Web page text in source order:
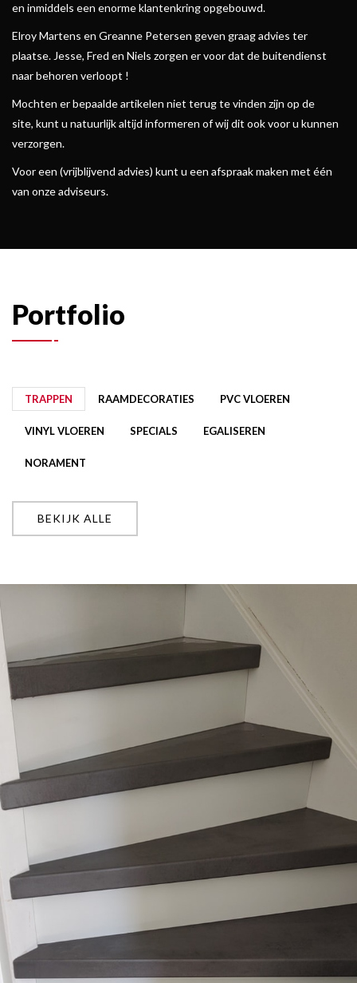
en inmiddels een enorme klantenkring opgebouwd.
Elroy Martens en Greanne Petersen geven graag advies ter
plaatse. Jesse, Fred en Niels zorgen er voor dat de buitendienst
naar behoren verloopt !
Mochten er bepaalde artikelen niet terug te vinden zijn op de
site, kunt u natuurlijk altijd informeren of wij dit ook voor u kunnen
verzorgen.
Voor een (vrijblijvend advies) kunt u een afspraak maken met één
van onze adviseurs.
Portfolio
TRAPPEN RAAMDECORATIES PVC VLOEREN
VINYL VLOEREN SPECIALS EGALISEREN
NORAMENT
BEKIJK ALLE